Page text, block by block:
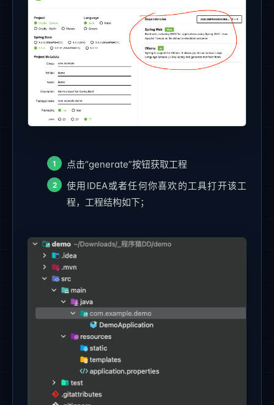
点击“generate”按钮获取工程
使用IDEA或者任何你喜欢的工具打开该工
程，工程结构如下；